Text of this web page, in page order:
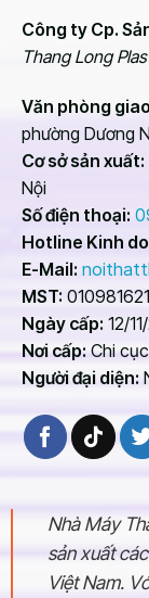
Công ty Cp.
Thang Long
Văn phòng
phường Dương
Cơ sở sản xuất:
Nội
Số điện thoại:
Hotline Kinh
E-Mail:
MST:
Ngày cấp: 12/
Nơi cấp:Chi
Người đại diện:
Nhà Máy
sản xuất
Việt Nam.